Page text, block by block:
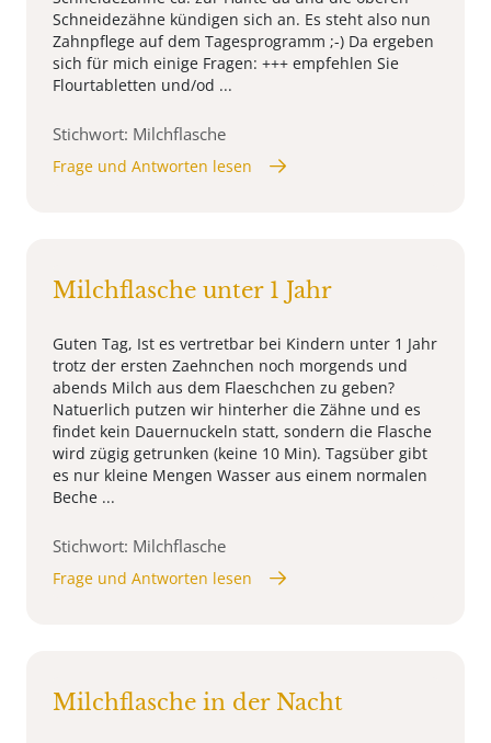
Schneidezähne kündigen sich an. Es steht also nun
Zahnpflege auf dem Tagesprogramm ;-) Da ergeben
sich für mich einige Fragen: +++ empfehlen Sie
Flourtabletten und/od ...
Stichwort: Milchflasche
Frage und Antworten lesen
Milchflasche unter 1 Jahr
Guten Tag, Ist es vertretbar bei Kindern unter 1 Jahr
trotz der ersten Zaehnchen noch morgends und
abends Milch aus dem Flaeschchen zu geben?
Natuerlich putzen wir hinterher die Zähne und es
findet kein Dauernuckeln statt, sondern die Flasche
wird zügig getrunken (keine 10 Min). Tagsüber gibt
es nur kleine Mengen Wasser aus einem normalen
Beche ...
Stichwort: Milchflasche
Frage und Antworten lesen
Milchflasche in der Nacht